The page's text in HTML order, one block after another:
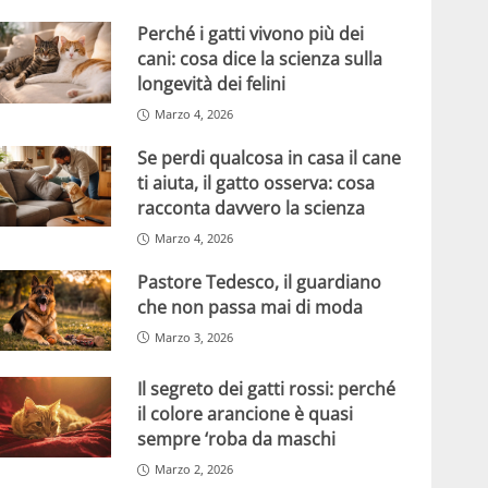
Perché i gatti vivono più dei
cani: cosa dice la scienza sulla
longevità dei felini
Marzo 4, 2026
Se perdi qualcosa in casa il cane
ti aiuta, il gatto osserva: cosa
racconta davvero la scienza
Marzo 4, 2026
Pastore Tedesco, il guardiano
che non passa mai di moda
Marzo 3, 2026
Il segreto dei gatti rossi: perché
il colore arancione è quasi
sempre ‘roba da maschi
Marzo 2, 2026